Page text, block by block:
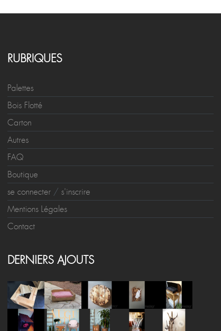
RUBRIQUES
Palettes
Bois Flotté
Carton
Autres
FAQ
Boutique
se connecter / s'inscrire
Mentions Légales
Contact
DERNIERS AJOUTS